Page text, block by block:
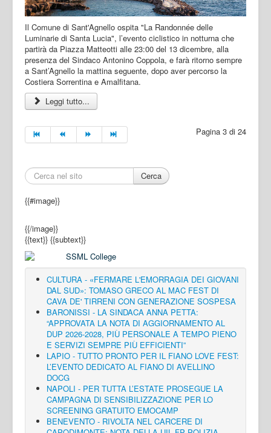
Il Comune di Sant'Agnello ospita "La Randonnée delle
Luminarie di Santa Lucia", l’evento ciclistico in notturna che
partirà da Piazza Matteotti alle 23:00 del 13 dicembre, alla
presenza del Sindaco Antonino Coppola, e farà ritorno sempre
a Sant’Agnello la mattina seguente, dopo aver percorso la
Costiera Sorrentina e Amalfitana.
Leggi tutto...
Pagina 3 di 24
Cerca
{{#image}}
{{/image}}
{{text}} {{subtext}}
CULTURA - «FERMARE L'EMORRAGIA DEI GIOVANI
DAL SUD»: TOMASO GRECO AL MAC FEST DI
CAVA DE' TIRRENI CON GENERAZIONE SOSPESA
BARONISSI - LA SINDACA ANNA PETTA:
“APPROVATA LA NOTA DI AGGIORNAMENTO AL
DUP 2026-2028, PIÙ PERSONALE A TEMPO PIENO
E SERVIZI SEMPRE PIÙ EFFICIENTI”
LAPIO - TUTTO PRONTO PER IL FIANO LOVE FEST:
L’EVENTO DEDICATO AL FIANO DI AVELLINO
DOCG
NAPOLI - PER TUTTA L’ESTATE PROSEGUE LA
CAMPAGNA DI SENSIBILIZZAZIONE PER LO
SCREENING GRATUITO EMOCAMP
BENEVENTO - RIVOLTA NEL CARCERE DI